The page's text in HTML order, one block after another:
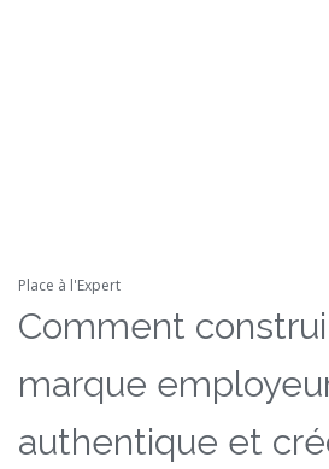
Place à l'Expert
Comment
marque
authentique et